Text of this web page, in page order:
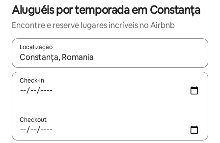
Aluguéis por temporada em Constanța
Encontre e reserve lugares incríveis no Airbnb
Localização
Quando os resultados estiverem disponíveis, explore-os
Check-in
Checkout